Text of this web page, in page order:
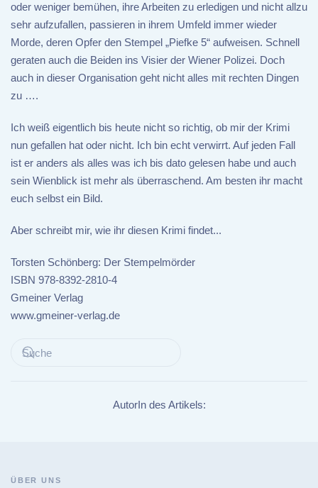
oder weniger bemühen, ihre Arbeiten zu erledigen und nicht allzu
sehr aufzufallen, passieren in ihrem Umfeld immer wieder
Morde, deren Opfer den Stempel „Piefke 5“ aufweisen. Schnell
geraten auch die Beiden ins Visier der Wiener Polizei. Doch
auch in dieser Organisation geht nicht alles mit rechten Dingen
zu ….
Ich weiß eigentlich bis heute nicht so richtig, ob mir der Krimi
nun gefallen hat oder nicht. Ich bin echt verwirrt. Auf jeden Fall
ist er anders als alles was ich bis dato gelesen habe und auch
sein Wienblick ist mehr als überraschend. Am besten ihr macht
euch selbst ein Bild.
Aber schreibt mir, wie ihr diesen Krimi findet...
Torsten Schönberg: Der Stempelmörder
ISBN 978-8392-2810-4
Gmeiner Verlag
www.gmeiner-verlag.de
AutorIn des Artikels:
ÜBER UNS